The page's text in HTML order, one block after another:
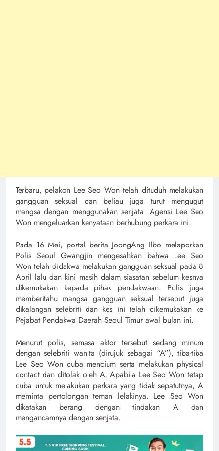
Terbaru, pelakon Lee Seo Won telah dituduh melakukan
gangguan seksual dan beliau juga turut mengugut
mangsa dengan menggunakan senjata. Agensi Lee Seo
Won mengeluarkan kenyataan berhubung perkara ini.
Pada 16 Mei, portal berita JoongAng Ilbo melaporkan
Polis Seoul Gwangjin mengesahkan bahwa Lee Seo
Won telah didakwa melakukan gangguan seksual pada 8
April lalu dan kini masih dalam siasatan sebelum kesnya
dikemukakan kepada pihak pendakwaan. Polis juga
memberitahu mangsa gangguan seksual tersebut juga
dikalangan selebriti dan kes ini telah dikemukakan ke
Pejabat Pendakwa Daerah Seoul Timur awal bulan ini.
Menurut polis, semasa aktor tersebut sedang minum
dengan selebriti wanita (dirujuk sebagai “A”), tiba-tiba
Lee Seo Won cuba mencium serta melakukan physical
contact dan ditolak oleh A. Apabila Lee Seo Won tetap
cuba untuk melakukan perkara yang tidak sepatutnya, A
meminta pertolongan teman lelakinya. Lee Seo Won
dikatakan berang dengan tindakan A dan
mengancamnya dengan senjata.